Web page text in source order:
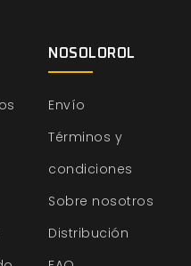
NOSOLOROL
Envío
Términos y
condiciones
Sobre nosotros
Distribución